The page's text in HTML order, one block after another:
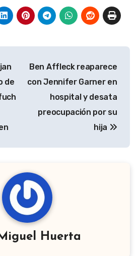
de
Ben Affleck reaparece
con Jennifer Garner en
hospital y desata
preocupación por su
hija
Huerta